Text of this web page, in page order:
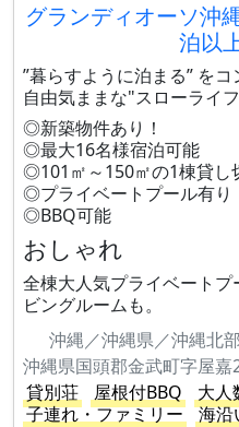
グランディオーソ沖
泊以
”暮らすように泊まる” をコ
自由気ままな"スローライフ
◎新築物件あり！
◎最大16名様宿泊可能
◎101㎡～150㎡の1棟貸し
◎プライベートプール有り
◎BBQ可能
おしゃれ
全棟大人気プライベート
ビングルームも。
沖縄／沖縄県／沖縄北部
沖縄県国頭郡金武町字屋嘉
貸別荘
屋根付BBQ 大人
子連れ・ファミリー
海沿